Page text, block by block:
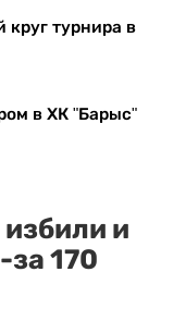
круг турнира в
в ХК "Барыс"
и
170